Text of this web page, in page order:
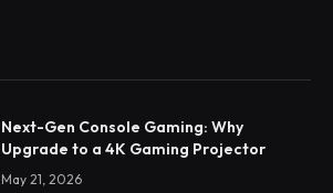
Next-Gen Console Gaming: Why
Upgrade to a 4K Gaming Projector
May 21, 2026